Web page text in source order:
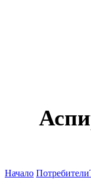
Начало Потребители